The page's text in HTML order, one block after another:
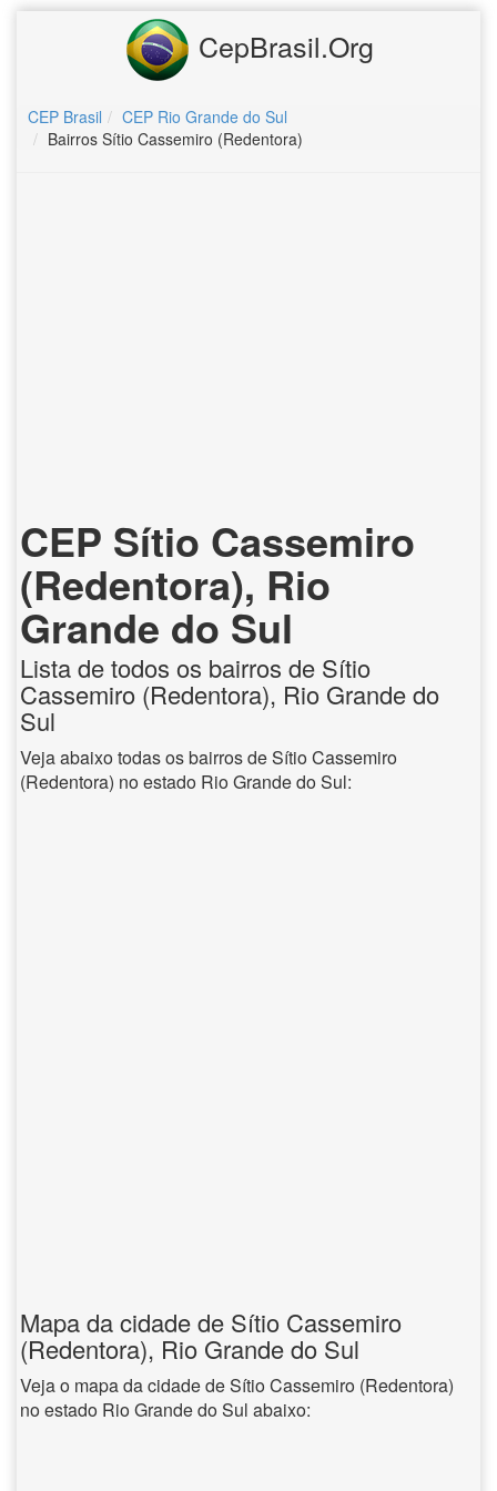
CepBrasil.Org
CEP Brasil
CEP Rio Grande do Sul
Bairros Sítio Cassemiro (Redentora)
CEP Sítio Cassemiro
(Redentora), Rio
Grande do Sul
Lista de todos os bairros de Sítio
Cassemiro (Redentora), Rio Grande do
Sul
Veja abaixo todas os bairros de Sítio Cassemiro
(Redentora) no estado Rio Grande do Sul:
Mapa da cidade de Sítio Cassemiro
(Redentora), Rio Grande do Sul
Veja o mapa da cidade de Sítio Cassemiro (Redentora)
no estado Rio Grande do Sul abaixo: